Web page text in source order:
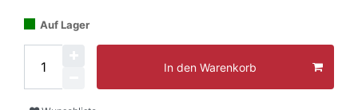
Auf Lager
In den Warenkorb